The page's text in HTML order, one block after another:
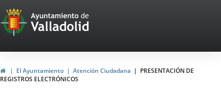
Portal
Web
del
Ayuntamiento
de
HomeEl Ayuntamiento Atención Ciudadana
PRESENTACIÓN DE
REGISTROS ELECTRÓNICOS